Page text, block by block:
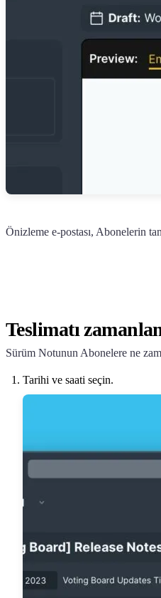
Önizleme e-postası, Abonelerin
Teslimatı
Sürüm Notunun Abonelere ne
Tarihi ve saati seçin.